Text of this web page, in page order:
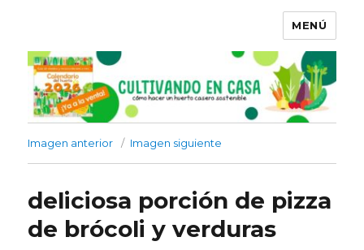
MENÚ
Imagen anterior Imagen siguiente
deliciosa porción de pizza
de brócoli y verduras